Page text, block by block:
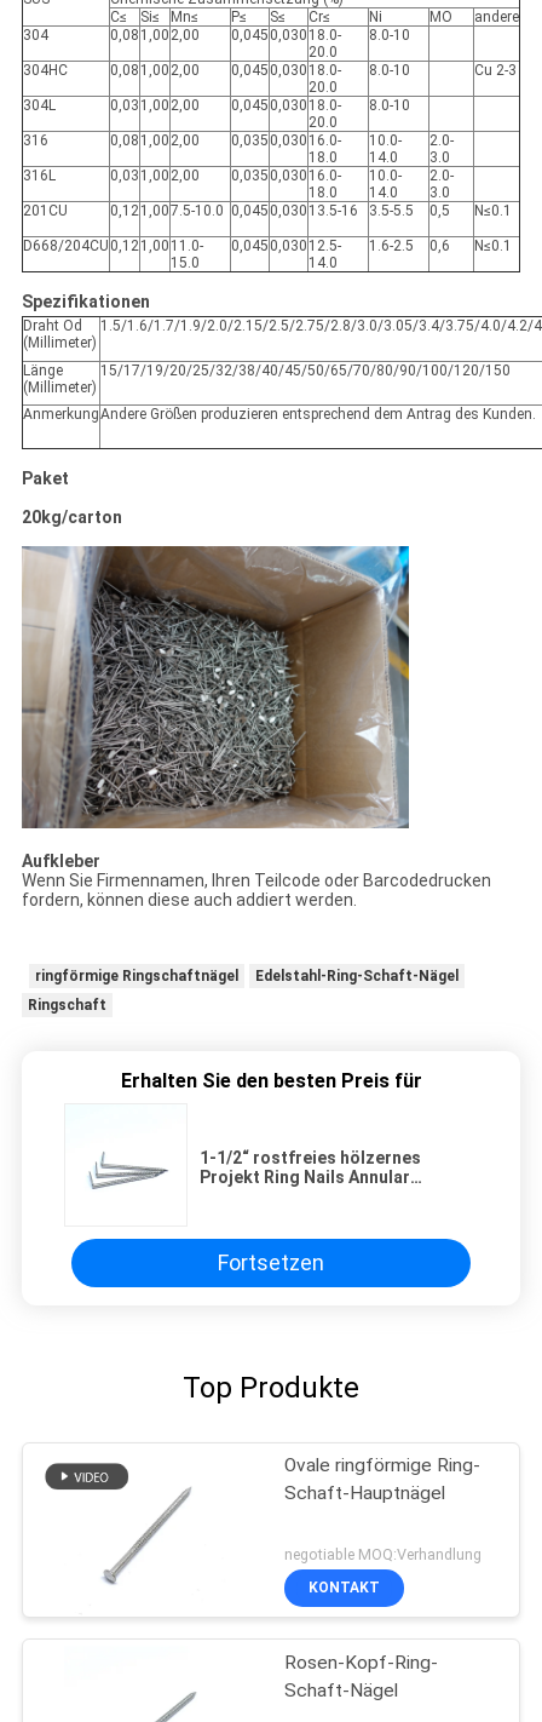
C≤
Si≤ Mn≤ P≤ S≤ Cr≤ Ni MO
andere
304
0,08 1,00 2,00 0,045 0,030 18.0-
20.0
8.0-10
304HC 0,08 1,00 2,00 0,045 0,030 18.0-
20.0
8.0-10 Cu 2-3
304L 0,03 1,00 2,00 0,045 0,030 18.0-
20.0
8.0-10
316 0,08 1,00 2,00 0,035 0,030 16.0-
18.0
10.0-
14.0
2.0-
3.0
316L
0,03 1,00 2,00 0,035 0,030 16.0-
18.0
10.0-
14.0
2.0-
3.0
201CU
0,121,007.5-10.0 0,045 0,030 13.5-16 3.5-5.5 0,5 N≤0.1
D668/204CU 0,121,00 11.0-
15.0
0,045 0,030 12.5-
14.0
1.6-2.5 0,6 N≤0.1
Spezifikationen
Draht Od
(Millimeter)
1.5/1.6/1.7/1.9/2.0/2.15/2.5/2.75/2.8/3.0/3.05/3.4/3.75/4.0/4.2/
Länge
(Millimeter)
15/17/19/20/25/32/38/40/45/50/65/70/80/90/100/120/150
AnmerkungAndere Größen produzieren entsprechend dem Antrag des Kunden.
Paket
20kg/carton
Aufkleber
Wenn Sie Firmennamen, Ihren Teilcode oder Barcodedrucken
fordern, können diese auch addiert werden.
ringförmige Ringschaftnägel
Edelstahl-Ring-Schaft-Nägel
Ringschaft
Erhalten Sie den besten Preis für
1-1/2“ rostfreies hölzernes
Projekt Ring Nails Annular
Fortsetzen
Top Produkte
Ovale ringförmige Ring-
Schaft-Hauptnägel
negotiable MOQ:Verhandlung
KONTAKT
Rosen-Kopf-Ring-
Schaft-Nägel